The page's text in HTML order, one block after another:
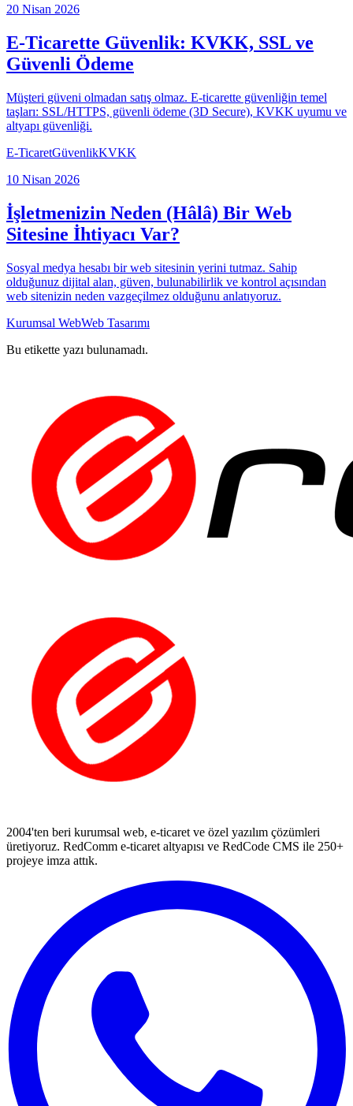
20 Nisan 2026
E-Ticarette Güvenlik: KVKK, SSL ve
Güvenli Ödeme
Müşteri güveni olmadan satış olmaz. E-ticarette güvenliğin temel
taşları: SSL/HTTPS, güvenli ödeme (3D Secure), KVKK uyumu ve
altyapı güvenliği.
E-TicaretGüvenlikKVKK
10 Nisan 2026
İşletmenizin Neden (Hâlâ) Bir Web
Sitesine İhtiyacı Var?
Sosyal medya hesabı bir web sitesinin yerini tutmaz. Sahip
olduğunuz dijital alan, güven, bulunabilirlik ve kontrol açısından
web sitenizin neden vazgeçilmez olduğunu anlatıyoruz.
Kurumsal WebWeb Tasarımı
Bu etikette yazı bulunamadı.
2004'ten beri kurumsal web, e-ticaret ve özel yazılım çözümleri
üretiyoruz. RedComm e-ticaret altyapısı ve RedCode CMS ile 250+
projeye imza attık.